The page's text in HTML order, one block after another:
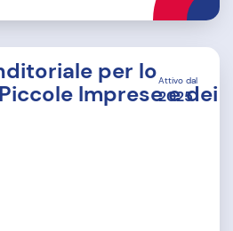
Attivo dal
2025
per lo
Imprese e dei